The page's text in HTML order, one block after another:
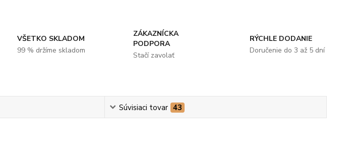
VŠETKO SKLADOM
99 % držíme skladom
ZÁKAZNÍCKA
PODPORA
Stačí zavolať
RÝCHLE DODANIE
Doručenie do 3 až 5 dní
Súvisiaci tovar 43